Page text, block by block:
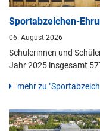
Sportabzeichen-
06. August 2026
Schülerinnen und
Jahr 2025 insgesamt
mehr zu